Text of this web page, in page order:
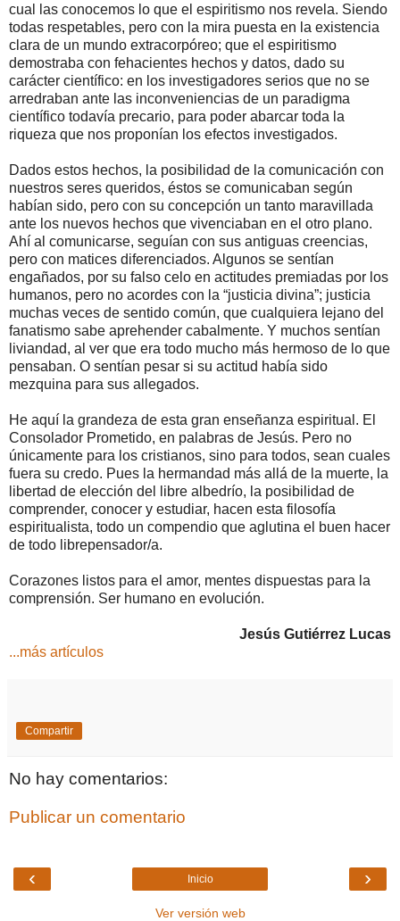
cual las conocemos lo que el espiritismo nos revela. Siendo
todas respetables, pero con la mira puesta en la existencia
clara de un mundo extracorpóreo; que el espiritismo
demostraba con fehacientes hechos y datos, dado su
carácter científico: en los investigadores serios que no se
arredraban ante las inconveniencias de un paradigma
científico todavía precario, para poder abarcar toda la
riqueza que nos proponían los efectos investigados.
Dados estos hechos, la posibilidad de la comunicación con
nuestros seres queridos, éstos se comunicaban según
habían sido, pero con su concepción un tanto maravillada
ante los nuevos hechos que vivenciaban en el otro plano.
Ahí al comunicarse, seguían con sus antiguas creencias,
pero con matices diferenciados. Algunos se sentían
engañados, por su falso celo en actitudes premiadas por los
humanos, pero no acordes con la “justicia divina”; justicia
muchas veces de sentido común, que cualquiera lejano del
fanatismo sabe aprehender cabalmente. Y muchos sentían
liviandad, al ver que era todo mucho más hermoso de lo que
pensaban. O sentían pesar si su actitud había sido
mezquina para sus allegados.
He aquí la grandeza de esta gran enseñanza espiritual. El
Consolador Prometido, en palabras de Jesús. Pero no
únicamente para los cristianos, sino para todos, sean cuales
fuera su credo. Pues la hermandad más allá de la muerte, la
libertad de elección del libre albedrío, la posibilidad de
comprender, conocer y estudiar, hacen esta filosofía
espiritualista, todo un compendio que aglutina el buen hacer
de todo librepensador/a.
Corazones listos para el amor, mentes dispuestas para la
comprensión. Ser humano en evolución.
Jesús Gutiérrez Lucas
...más artículos
Compartir
No hay comentarios:
Publicar un comentario
‹ ›
Inicio
Ver versión web